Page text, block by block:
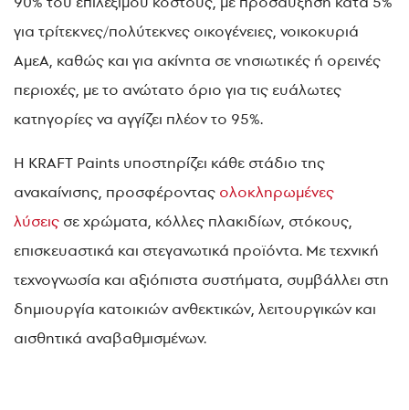
για τρίτεκνες/πολύτεκνες οικογένειες, νοικοκυριά
ΑμεΑ, καθώς και για ακίνητα σε νησιωτικές ή ορεινές
περιοχές, με το ανώτατο όριο για τις ευάλωτες
κατηγορίες να αγγίζει πλέον το 95%.
Η KRAFT Paints υποστηρίζει κάθε στάδιο της
ανακαίνισης, προσφέροντας ολοκληρωμένες
λύσεις σε χρώματα, κόλλες πλακιδίων, στόκους,
επισκευαστικά και στεγανωτικά προϊόντα. Με τεχνική
τεχνογνωσία και αξιόπιστα συστήματα, συμβάλλει στη
δημιουργία κατοικιών ανθεκτικών, λειτουργικών και
αισθητικά αναβαθμισμένων.